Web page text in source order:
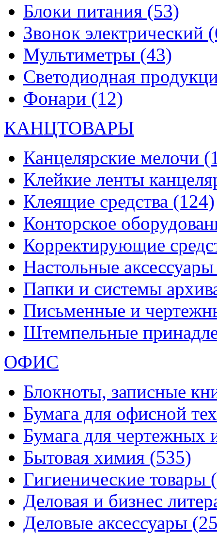
Блоки питания (53)
Звонок электрический
Мультиметры (43)
Светодиодная
Фонари (12)
КАНЦТОВАРЫ
Канцелярские мелочи
Клейкие ленты
Клеящие средства (124)
Конторское
Корректирующие
Настольные
Папки и системы
Письменные и
Штемпельные
ОФИС
Блокноты, записные
Бумага для офисной
Бумага для чертежных
Бытовая химия (535)
Гигиенические товары
Деловая и бизнес
Деловые аксессуары